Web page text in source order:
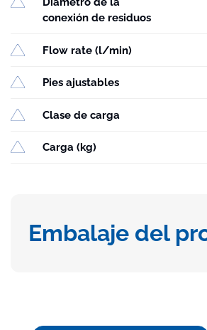
conexión de residuos
Flow rate (l/min)
Pies ajustables
Clase de carga
Carga (kg)
Embalaje del